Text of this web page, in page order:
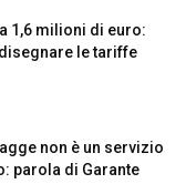
1,6 milioni di euro:
le tariffe
non è un servizio
parola di Garante